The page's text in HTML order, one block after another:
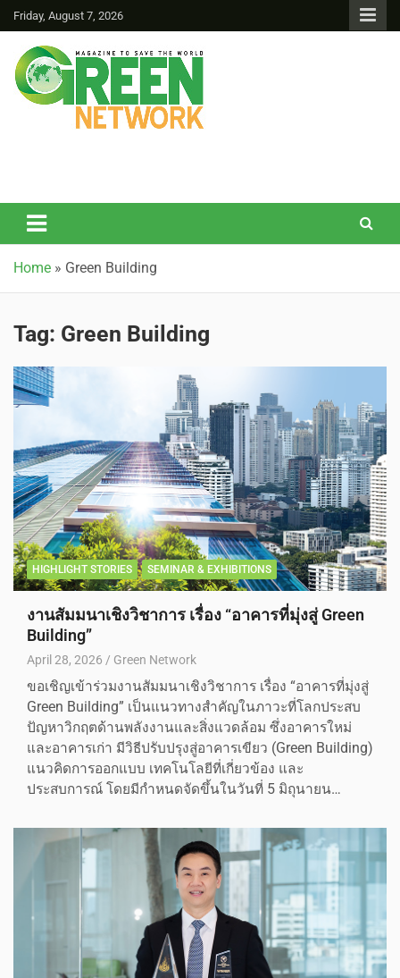
Friday, August 7, 2026
Home » Green Building
Tag: Green Building
HIGHLIGHT STORIES SEMINAR & EXHIBITIONS
งานสัมมนาเชิงวิชาการ เรื่อง “อาคารที่มุ่งสู่ Green
Building”
April 28, 2026 Green Network
ขอเชิญเข้าร่วมงานสัมมนาเชิงวิชาการ เรื่อง “อาคารที่มุ่งสู่
Green Building” เป็นแนวทางสำคัญในภาวะที่โลกประสบ
ปัญหาวิกฤตด้านพลังงานและสิ่งแวดล้อม ซึ่งอาคารใหม่
และอาคารเก่า มีวิธีปรับปรุงสู่อาคารเขียว (Green Building)
แนวคิดการออกแบบ เทคโนโลยีที่เกี่ยวข้อง และ
ประสบการณ์ โดยมีกำหนดจัดขึ้นในวันที่ 5 มิถุนายน…